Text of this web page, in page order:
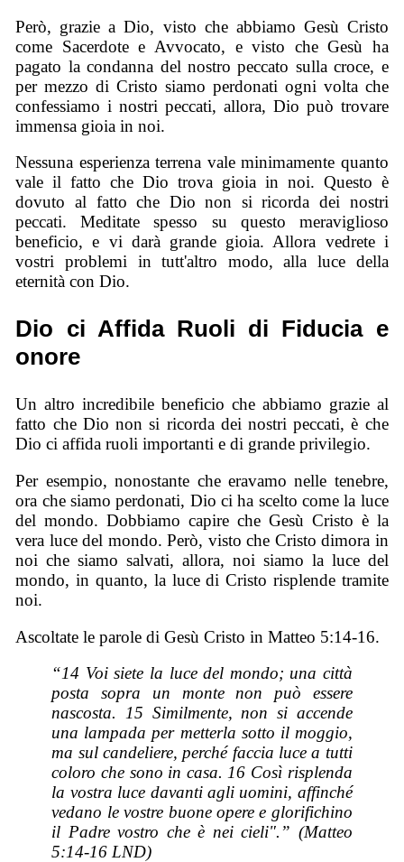
Però, grazie a Dio, visto che abbiamo Gesù Cristo
come Sacerdote e Avvocato, e visto che Gesù ha
pagato la condanna del nostro peccato sulla croce, e
per mezzo di Cristo siamo perdonati ogni volta che
confessiamo i nostri peccati, allora, Dio può trovare
immensa gioia in noi.
Nessuna esperienza terrena vale minimamente quanto
vale il fatto che Dio trova gioia in noi. Questo è
dovuto al fatto che Dio non si ricorda dei nostri
peccati. Meditate spesso su questo meraviglioso
beneficio, e vi darà grande gioia. Allora vedrete i
vostri problemi in tutt'altro modo, alla luce della
eternità con Dio.
Dio ci Affida Ruoli di Fiducia e
onore
Un altro incredibile beneficio che abbiamo grazie al
fatto che Dio non si ricorda dei nostri peccati, è che
Dio ci affida ruoli importanti e di grande privilegio.
Per esempio, nonostante che eravamo nelle tenebre,
ora che siamo perdonati, Dio ci ha scelto come la luce
del mondo. Dobbiamo capire che Gesù Cristo è la
vera luce del mondo. Però, visto che Cristo dimora in
noi che siamo salvati, allora, noi siamo la luce del
mondo, in quanto, la luce di Cristo risplende tramite
noi.
Ascoltate le parole di Gesù Cristo in Matteo 5:14-16.
“14 Voi siete la luce del mondo; una città
posta sopra un monte non può essere
nascosta. 15 Similmente, non si accende
una lampada per metterla sotto il moggio,
ma sul candeliere, perché faccia luce a tutti
coloro che sono in casa. 16 Così risplenda
la vostra luce davanti agli uomini, affinché
vedano le vostre buone opere e glorifichino
il Padre vostro che è nei cieli".” (Matteo
5:14-16 LND)